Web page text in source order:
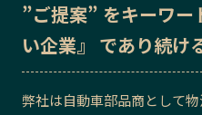
福島エリア
栃木エリア
埼玉エリア
東京23区エリア
”ご提案” をキーワー
い企業』 であり続け
弊社は自動車部品商として